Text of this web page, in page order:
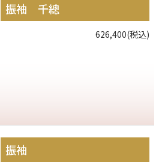
振袖 千總
626,400(税込)
振袖